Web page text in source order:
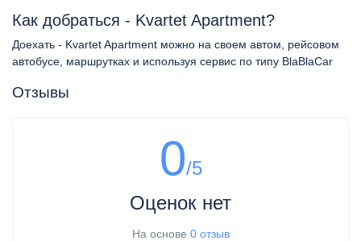
Как добраться - Kvartet Apartment?
Доехать - Kvartet Apartment можно на своем автом, рейсовом
автобусе, маршрутках и используя сервис по типу BlaBlaCar
Отзывы
0/5
Оценок нет
На основе 0 отзыв